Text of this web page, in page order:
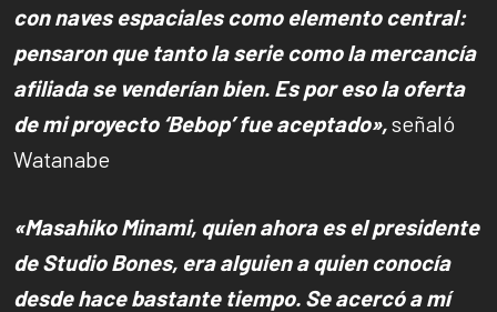
con naves espaciales como elemento central:
pensaron que tanto la serie como la mercancía
afiliada se venderían bien. Es por eso la oferta
de mi proyecto ‘Bebop’ fue aceptado»,señaló
Watanabe
«Masahiko Minami, quien ahora es el presidente
de Studio Bones, era alguien a quien conocía
desde hace bastante tiempo. Se acercó a mí